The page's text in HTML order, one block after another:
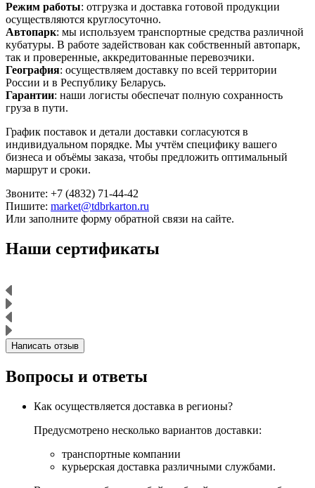
Режим работы: отгрузка и доставка готовой продукции
осуществляются круглосуточно.
Автопарк: мы используем транспортные средства различной
кубатуры. В работе задействован как собственный автопарк,
так и проверенные, аккредитованные перевозчики.
География: осуществляем доставку по всей территории
России и в Республику Беларусь.
Гарантии: наши логисты обеспечат полную сохранность
груза в пути.
График поставок и детали доставки согласуются в
индивидуальном порядке. Мы учтём специфику вашего
бизнеса и объёмы заказа, чтобы предложить оптимальный
маршрут и сроки.
Звоните: +7 (4832) 71-44-42
Пишите: market@tdbrkarton.ru
Или заполните форму обратной связи на сайте.
Наши сертификаты
Написать отзыв
Вопросы и ответы
Как осуществляется доставка в регионы?
Предусмотрено несколько вариантов доставки:
транспортные компании
курьерская доставка различными службами.